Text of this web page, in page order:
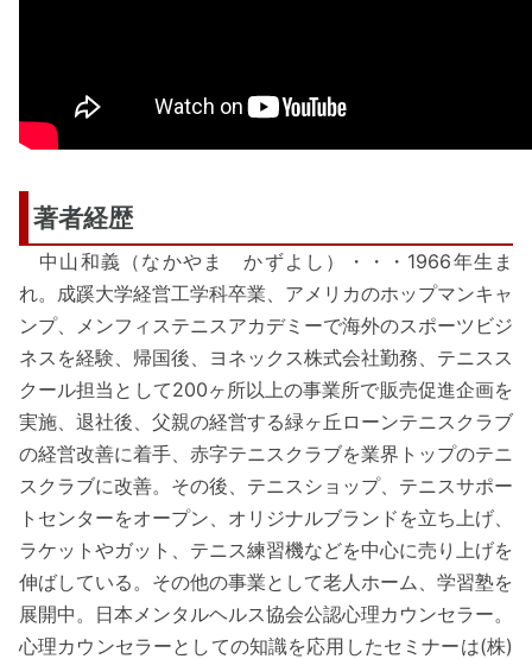
著者経歴
中山和義（なかやま かずよし）・・・1966年生ま
れ。成蹊大学経営工学科卒業、アメリカのホップマンキャ
ンプ、メンフィステニスアカデミーで海外のスポーツビジ
ネスを経験、帰国後、ヨネックス株式会社勤務、テニスス
クール担当として200ヶ所以上の事業所で販売促進企画を
実施、退社後、父親の経営する緑ヶ丘ローンテニスクラブ
の経営改善に着手、赤字テニスクラブを業界トップのテニ
スクラブに改善。その後、テニスショップ、テニスサポー
トセンターをオープン、オリジナルブランドを立ち上げ、
ラケットやガット、テニス練習機などを中心に売り上げを
伸ばしている。その他の事業として老人ホーム、学習塾を
展開中。日本メンタルヘルス協会公認心理カウンセラー。
心理カウンセラーとしての知識を応用したセミナーは(株)